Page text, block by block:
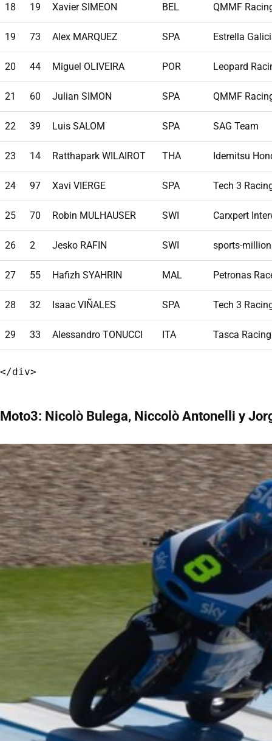
18 19 Xavier SIMEON BEL QMMF
19 73 Alex MARQUEZ SPA Estrella
20 44 Miguel OLIVEIRA POR Leopard
21 60 Julian SIMON SPA QMMF
22 39 Luis SALOM SPA SAG Team
23 14 Ratthapark WILAIROT THA Idemitsu
24 97 Xavi VIERGE SPA Tech 3
25 70 Robin MULHAUSER SWI Carxpert
26 2 Jesko RAFIN SWI sports-
27 55 Hafizh SYAHRIN MAL Petronas
28 32 Isaac VIÑALES SPA Tech 3
29 33 Alessandro TONUCCI ITA Tasca
Moto3: Nicolò Bulega, Niccolò Antonelli y